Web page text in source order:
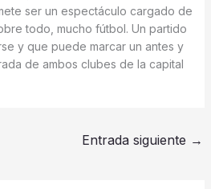
ser un espectáculo cargado de
todo, mucho fútbol. Un partido
y que puede marcar un antes y
de ambos clubes de la capital
Entrada siguiente →